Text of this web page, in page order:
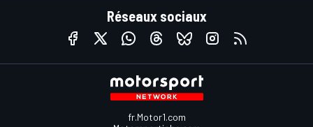
Réseaux sociaux
fr.Motor1.com